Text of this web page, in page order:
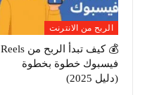
الربح من الانترنت
💰 كيف تبدأ الربح من Reels
فيسبوك خطوة بخطوة
(دليل 2025)